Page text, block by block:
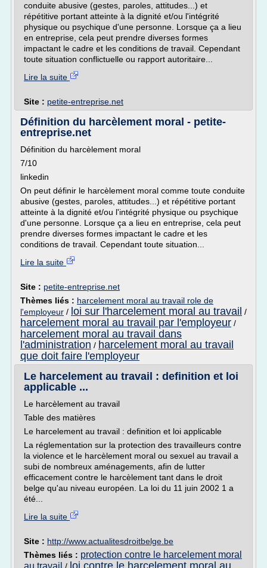
conduite abusive (gestes, paroles, attitudes...) et
répétitive portant atteinte à la dignité et/ou l'intégrité
physique ou psychique d'une personne. Lorsque ça a lieu
en entreprise, cela peut prendre diverses formes
impactant le cadre et les conditions de travail. Cependant
toute situation conflictuelle ou rapport autoritaire...
Lire la suite
Site : petite-entreprise.net
Définition du harcèlement moral - petite-
entreprise.net
Définition du harcèlement moral
7/10
linkedin
On peut définir le harcèlement moral comme toute conduite
abusive (gestes, paroles, attitudes...) et répétitive portant
atteinte à la dignité et/ou l'intégrité physique ou psychique
d'une personne. Lorsque ça a lieu en entreprise, cela peut
prendre diverses formes impactant le cadre et les
conditions de travail. Cependant toute situation...
Lire la suite
Site : petite-entreprise.net
Thèmes liés : harcelement moral au travail role de
l'employeur / loi sur l'harcelement moral au travail /
harcelement moral au travail par l'employeur /
harcelement moral au travail dans
l'administration / harcelement moral au travail
que doit faire l'employeur
Le harcelement au travail : definition et loi
applicable ...
Le harcèlement au travail
Table des matières
Le harcelement au travail : definition et loi applicable
La réglementation sur la protection des travailleurs contre
la violence et le harcèlement moral ou sexuel au travail a
subi de nombreux aménagements, afin de lutter
efficacement contre le harcèlement tant dans le droit
belge qu'au niveau européen. La loi du 11 juin 2002 1 a
été...
Lire la suite
Site : http://www.actualitesdroitbelge.be
Thèmes liés : protection contre le harcelement moral
au travail
loi contre le harcelement moral au